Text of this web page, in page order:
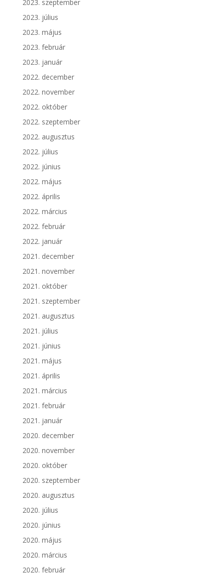
2023. szeptember
2023. július
2023. május
2023. február
2023. január
2022. december
2022. november
2022. október
2022. szeptember
2022. augusztus
2022. július
2022. június
2022. május
2022. április
2022. március
2022. február
2022. január
2021. december
2021. november
2021. október
2021. szeptember
2021. augusztus
2021. július
2021. június
2021. május
2021. április
2021. március
2021. február
2021. január
2020. december
2020. november
2020. október
2020. szeptember
2020. augusztus
2020. július
2020. június
2020. május
2020. március
2020. február